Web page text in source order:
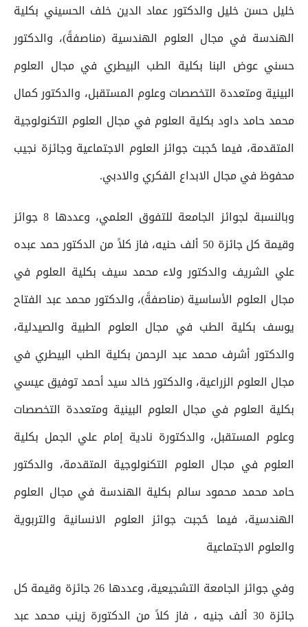
خليل حسن خليل والدكتور عماد الدين خلف الحسيني بكلية
الهندسة في مجال العلوم الهندسية (مناصفةً)، والدكتور
حسني عوض البنا بكلية الطب البيطري في مجال العلوم
البينية ومتعددة التخصصات وعلوم المستقبل، والدكتور كمال
محمد حامد داود بكلية العلوم في مجال العلوم التكنولوجية
المتقدمة، فيما حُجبت جوائز العلوم الاجتماعية وجائزة نجيب
محفوظ في مجال الابداع الفكري والادبي.
وبالنسبة لجوائز الجامعة للتفوق العلمي، وعددها 8 جوائز
وقيمة كل جائزة 50 ألف حنيه، فاز كلاً من الدكتور حمد عبده
علي الشريف والدكتور ولاء محمد سيف بكلية العلوم في
مجال العلوم الأساسية (مناصفةً)، والدكتور محمد عبد الفتاح
يوسف بكلية الطب في مجال العلوم الطبية والصيدلية،
والدكتور أشرف محمد عبد الرحمن بكلية الطب البيطري في
مجال العلوم الزراعية، والدكتور خالد سيد أحمد توفيق عيسي
بكلية العلوم في مجال العلوم البينية ومتعددة التخصصات
وعلوم المستقبل، والدكتورة نادية إمام علي الجمل بكلية
العلوم في مجال العلوم التكنولوجية المتقدمة، والدكتور
حامد محمد محمود سالم بكلية الهندسة في مجال العلوم
الهندسية، فيما حُجبت جوائز العلوم الانسانية والتربوية
والعلوم الاجتماعية
وفي جوائز الجامعة التشجيعية، وعددها 26 جائزة وقيمة كل
جائزة 30 ألف جنيه ، فاز كلاً من الدكتورة زينب محمد عبد